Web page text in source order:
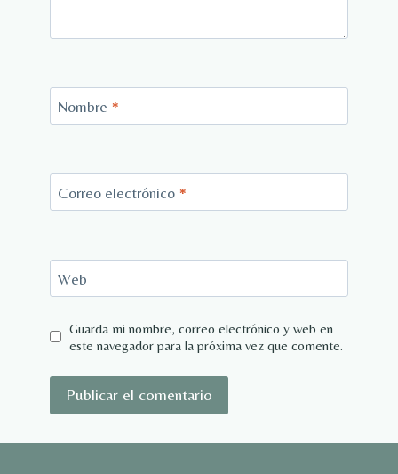
Nombre *
Correo electrónico *
Web
Guarda mi nombre, correo electrónico y web en
este navegador para la próxima vez que comente.